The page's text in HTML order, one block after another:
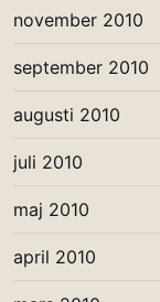
november 2010
september 2010
augusti 2010
juli 2010
maj 2010
april 2010